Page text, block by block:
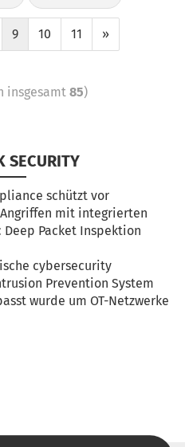
9 10 11 »
insgesamt 85)
SECURITY
schützt vor
mit integrierten
Deep Packet Inspektion
cybersecurity
Prevention System
wurde um OT-Netzwerke